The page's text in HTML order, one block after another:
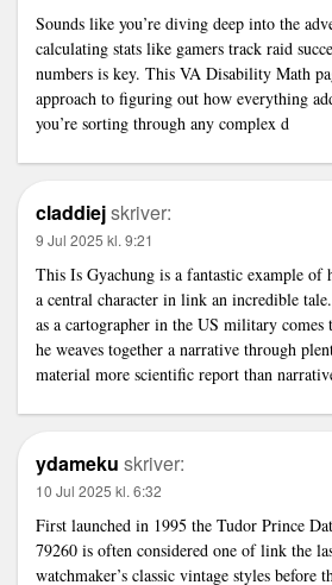
Sounds like you’re diving deep into the
calculating stats like gamers track raid
numbers is key. This VA Disability Math
approach to figuring out how everything
you’re sorting through any complex d
claddiejskriver:
9 Jul 2025 kl. 9:21
This Is Gyachung is a fantastic example of
a central character in link an incredible
as a cartographer in the US military
he weaves together a narrative through
material more scientific report than
ydameku skriver:
10 Jul 2025 kl. 6:32
First launched in 1995 the Tudor Prince
79260 is often considered one oflink the
watchmaker’s classic vintage styles before